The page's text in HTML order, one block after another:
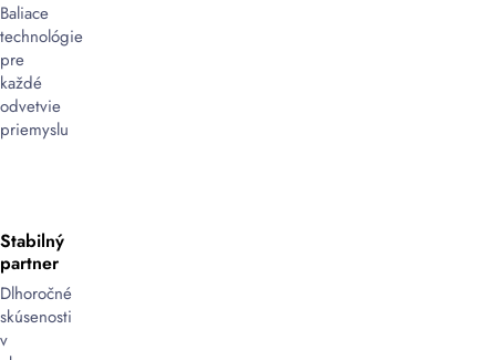
Baliace
technológie
pre
každé
odvetvie
priemyslu
Stabilný
partner
Dlhoročné
skúsenosti
v